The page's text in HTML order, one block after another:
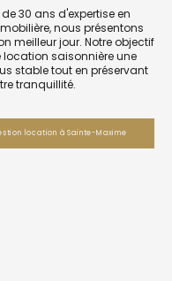
30 ans d'expertise en
nous présentons
meilleur jour. Notre objectif
location saisonnière une
stable tout en préservant
tranquillité.
location à Sainte-Maxime